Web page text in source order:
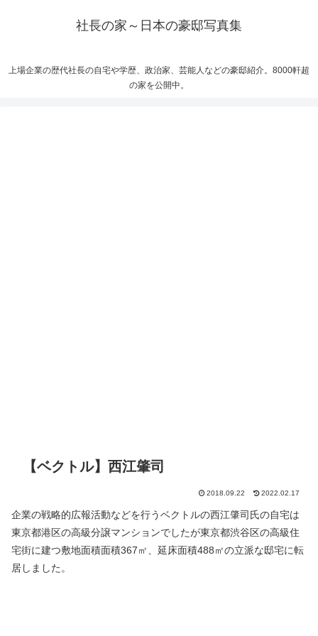
社長の家～日本の豪邸写真集
上場企業の歴代社長の自宅や学歴、政治家、芸能人などの豪邸紹介。8000軒超
の家を公開中。
【ベクトル】西江肇司
2018.09.22 2022.02.17
企業の戦略的広報活動などを行うベクトルの西江肇司氏の自宅は
東京都港区の高級分譲マンションでしたが東京都渋谷区の高級住
宅街に建つ敷地面積面積367㎡、延床面積488㎡の立派な邸宅に転
居しました。